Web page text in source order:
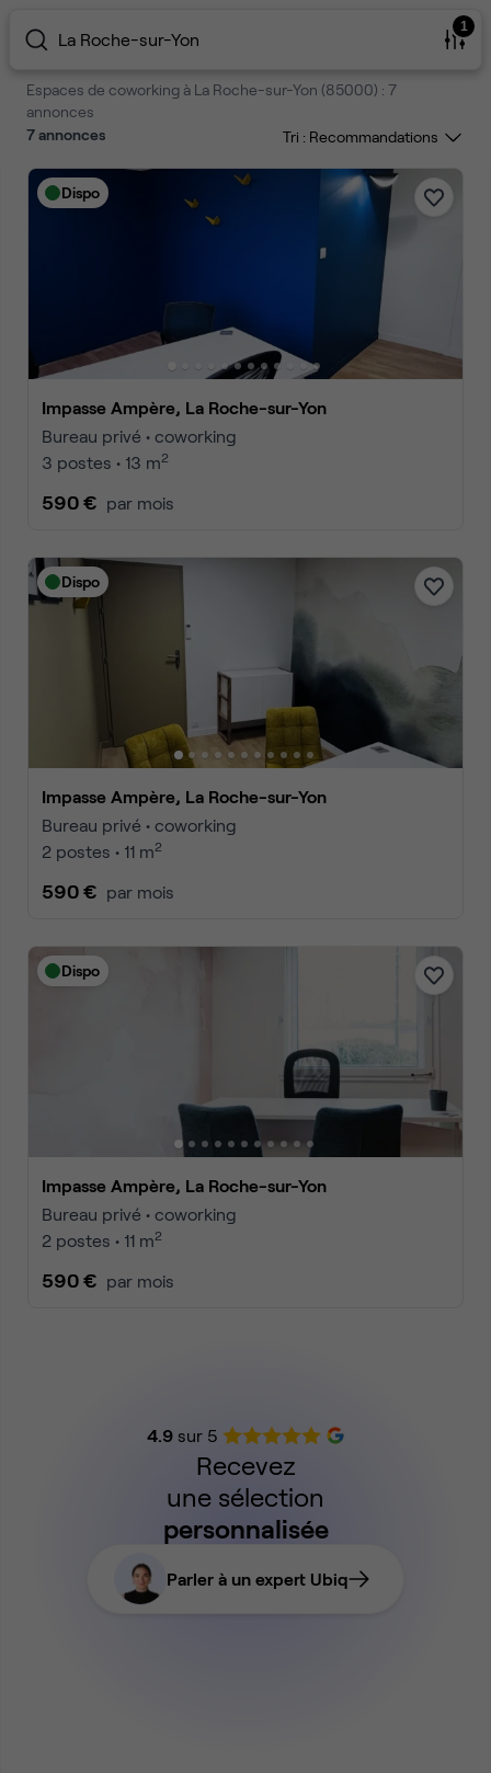
La Roche-sur-Yon
1
Espaces de coworking à La Roche-sur-Yon (85000) : 7
annonces
7annonces Tri :
Dispo
Impasse Ampère, La Roche-sur-Yon
Bureau privé • coworking
3 postes • 13 m2
590 € par mois
Dispo
Impasse Ampère, La Roche-sur-Yon
Bureau privé • coworking
2 postes • 11 m2
590 € par mois
Dispo
Impasse Ampère, La Roche-sur-Yon
Bureau privé • coworking
2 postes • 11 m2
590 € par mois
4.9sur 5
Recevez
une sélection
personnalisée
Parler à un expert Ubiq